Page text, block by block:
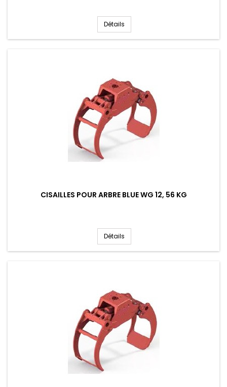
Détails
CISAILLES POUR ARBRE BLUE WG 12, 56 KG
Détails